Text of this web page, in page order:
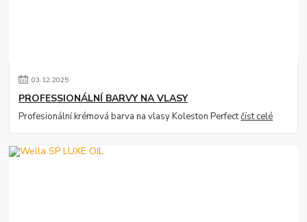
03.12.2025
PROFESSIONÁLNÍ BARVY NA VLASY
Profesionální krémová barva na vlasy Koleston Perfectčíst celé